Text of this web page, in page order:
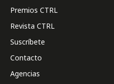
Premios CTRL
Revista CTRL
Suscríbete
Contacto
Agencias